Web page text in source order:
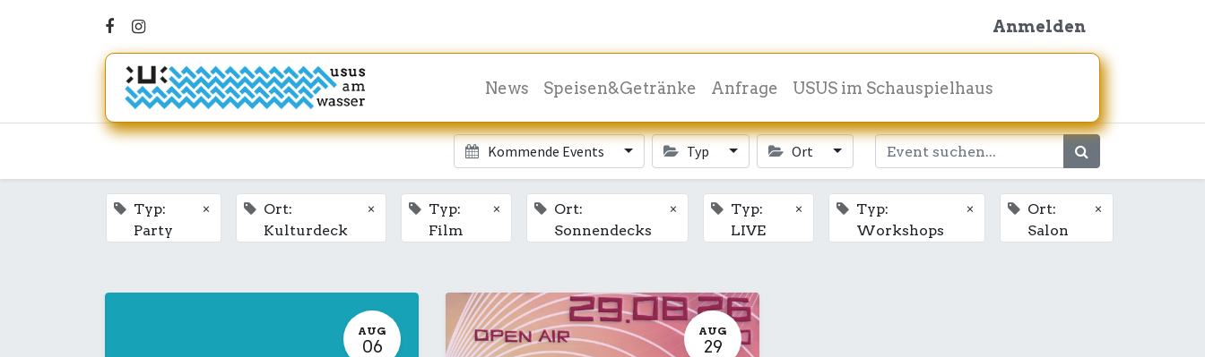
Anmelden
News Speisen&Getränke Anfrage USUS im Schauspielhaus
Kommende Events Typ Ort
Typ:
Party
×
Ort:
Kulturdeck
×
Typ:
Film
×
Ort:
Sonnendecks
×
Typ:
LIVE
×
Typ:
Workshops
×
Ort:
Salon
×
AUG
06
AUG
29